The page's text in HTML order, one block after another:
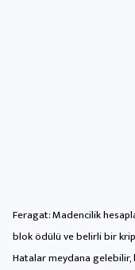
Feragat: Madencilik
blok ödülü ve belirli bir
Hatalar meydana gelebilir,